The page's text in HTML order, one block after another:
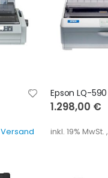
Versand
Epson LQ-590
1.298,00 €
inkl. 19% MwSt. ,